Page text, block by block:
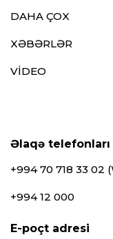
DAHA ÇOX
XƏBƏRLƏR
VİDEO
Əlaqə telefonları
+994 70 718 33 02
+994 12 000
E-poçt adresi